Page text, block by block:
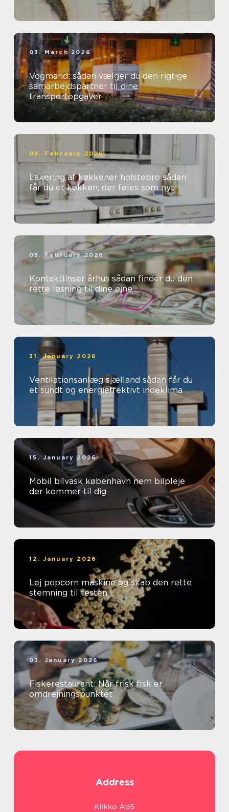
03. March 2026
Vogmand: sådan vælger du den rigtige
samarbejdspartner til dine
transportopgaver
08. February 2026
Lakering af køkkener holstebro sådan
får du et køkken, der føles som nyt
05. February 2026
Kontaktlinser århus sådan finder du den
rette løsning til dine øjne
31. January 2026
Ventilationsanlæg sjælland sådan får du
et sundt og energieffektivt indeklima
15. January 2026
Mobil bilvask københavn nem bilpleje
der kommer til dig
12. January 2026
Lej popcorn maskine og skab den rette
stemning til festen
03. January 2026
Fiskerestaurant: Når frisk fisk er
omdrejningspunktet
Address